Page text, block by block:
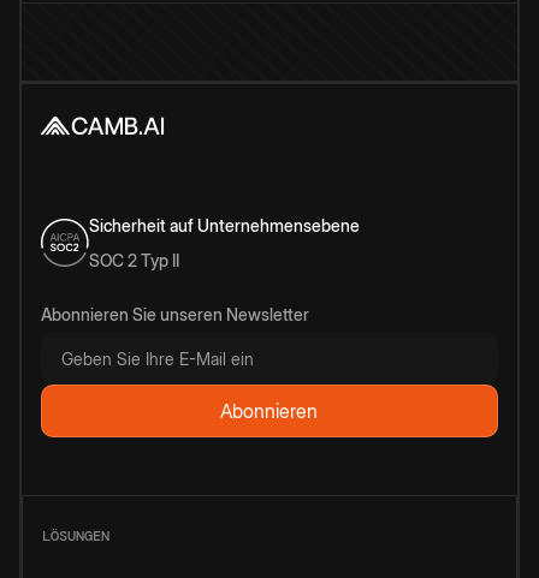
Sicherheit auf Unternehmensebene
SOC 2 Typ II
Abonnieren Sie unseren Newsletter
LÖSUNGEN